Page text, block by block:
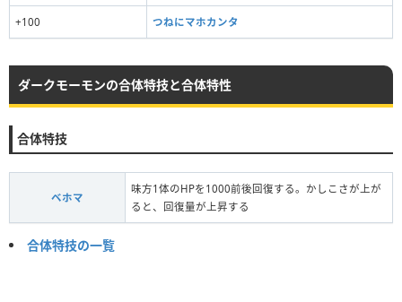
+100 つねにマホカンタ
ダークモーモンの合体特技と合体特性
合体特技
ベホマ
味方1体のHPを1000前後回復する。かしこさが上が
ると、回復量が上昇する
合体特技の一覧